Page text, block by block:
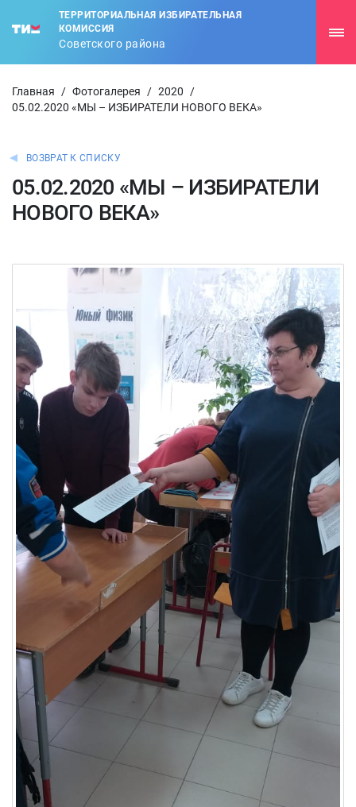
ТЕРРИТОРИАЛЬНАЯ ИЗБИРАТЕЛЬНАЯ
КОМИССИЯ
Советского района
Главная / Фотогалерея / 2020
/
05.02.2020 «МЫ – ИЗБИРАТЕЛИ НОВОГО ВЕКА»
ВОЗВРАТ К СПИСКУ
05.02.2020 «МЫ – ИЗБИРАТЕЛИ
НОВОГО ВЕКА»